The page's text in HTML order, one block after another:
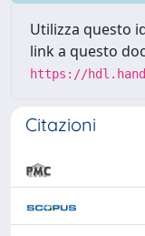
Utilizza questo
link a questo
https://
Citazioni